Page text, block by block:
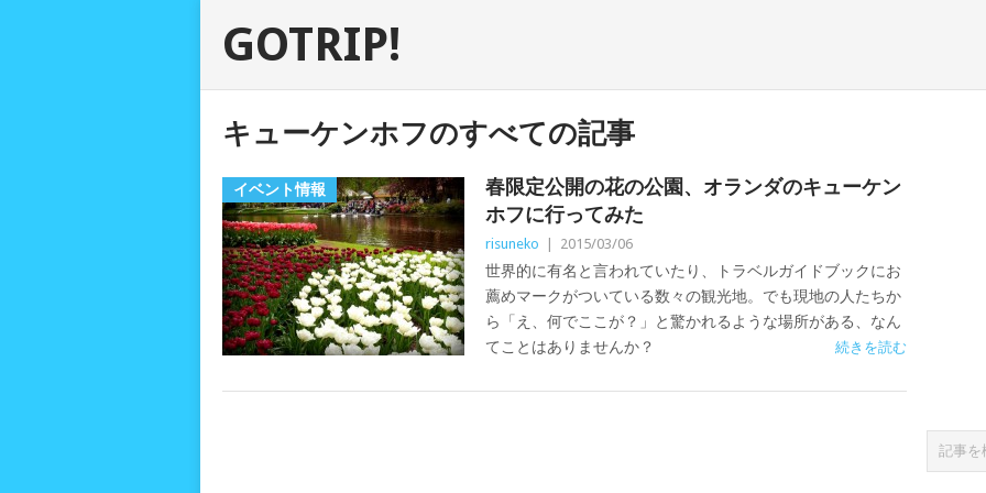
GOTRIP!
キューケンホフのすべての記事
イベント情報
春限定公開の花の公園、オランダのキューケン
ホフに行ってみた
risuneko 2015/03/06
世界的に有名と言われていたり、トラベルガイドブックにお
薦めマークがついている数々の観光地。でも現地の人たちか
ら「え、何でここが？」と驚かれるような場所がある、なん
てことはありませんか？
続きを読む